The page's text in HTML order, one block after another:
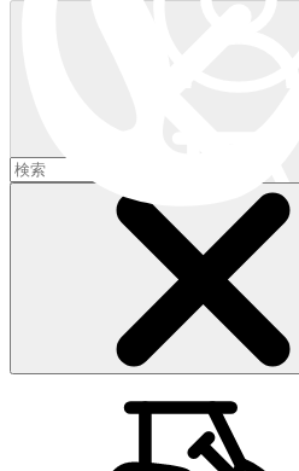
ショッピングカート 0)